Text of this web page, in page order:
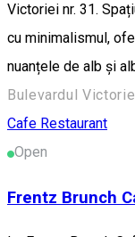
Victoriei nr. 31.
cu minimalismul,
nuanțele de alb și
Bulevardul
Cafe Restaurant
Open
Frentz Brunch